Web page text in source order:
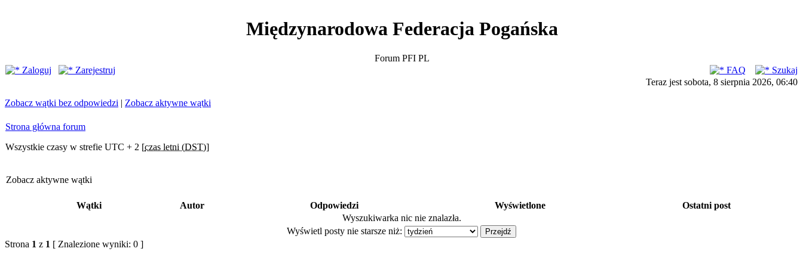
Międzynarodowa Federacja Pogańska
Forum PFI PL
Zaloguj
Zarejestruj FAQ
Szukaj
Teraz jest sobota, 8 sierpnia 2026, 06:40
Zobacz wątki bez odpowiedzi | Zobacz aktywne wątki
Strona główna forum
Wszystkie czasy w strefie UTC + 2 [czas letni (DST)]
Zobacz aktywne wątki
Wątki Autor Odpowiedzi Wyświetlone
Ostatni post
Wyszukiwarka nic nie znalazła.
Wyświetl posty nie starsze niż:
Strona 1 z 1 [ Znalezione wyniki: 0 ]